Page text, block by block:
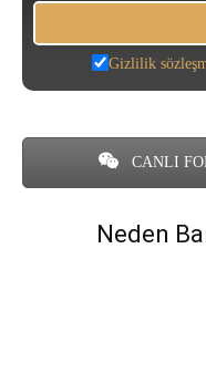
Gizlilik
CANLI
Neden